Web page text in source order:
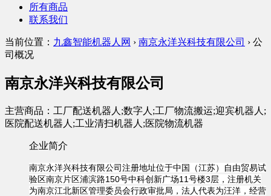
所有商品
联系我们
当前位置： 九鑫智能机器人网 › 南京永洋兴科技有限公司 › 公
司概况
南京永洋兴科技有限公司
主营商品：工厂配送机器人;数字人;工厂物流搬运;迎宾机器人;
医院配送机器人;工业清扫机器人;医院物流机器
企业简介
南京永洋兴科技有限公司注册地址位于中国（江苏）自由贸易试
验区南京片区浦滨路150号中科创新广场11号楼3层，注册机关
为南京江北新区管理委员会行政审批局，法人代表为汪洋，经营